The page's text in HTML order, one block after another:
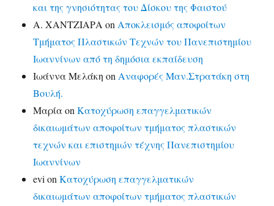
και της γνησιότητας του Δίσκου της Φαιστού
Α. ΧΑΝΤΖΙΑΡΑ on Αποκλεισμός αποφοίτων
Τμήματος Πλαστικών Τεχνών του Πανεπιστημίου
Ιωαννίνων από τη δημόσια εκπαίδευση
Ιωάννα Μελάκη on Αναφορές Μαν.Στρατάκη στη
Βουλή.
ΜαρίαonΚατοχύρωση επαγγελματικών
δικαιωμάτων αποφοίτων τμήματος πλαστικών
τεχνών και επιστημών τέχνης Πανεπιστημίου
Ιωαννίνων
evi onΚατοχύρωση επαγγελματικών
δικαιωμάτων αποφοίτων τμήματος πλαστικών